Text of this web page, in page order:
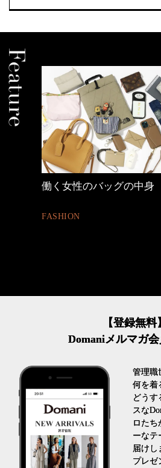
優木まおみさん「女の時間
【登録無料】
Domaniメルマガ
管理職
何を着
どうす
スな
ロたち
ーなテ
届けし
プレゼ